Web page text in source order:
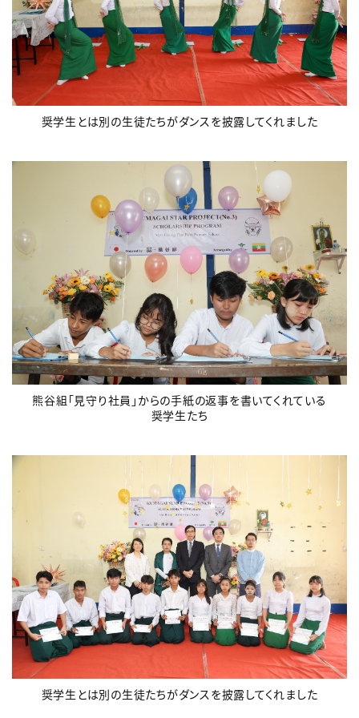
奨学生とは別の生徒たちがダンスを披露してくれました
熊谷組「見守り社員」からの手紙の返事を書いてくれている
奨学生たち
奨学生とは別の生徒たちがダンスを披露してくれました